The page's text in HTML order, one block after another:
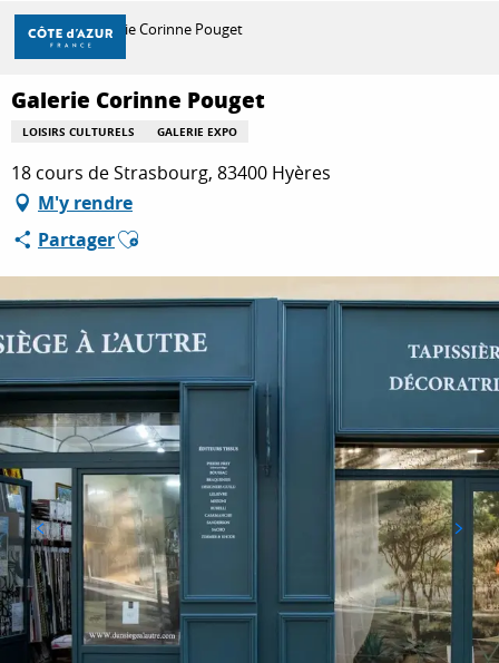
Aller
contenu
principal
DÉCOUVRIR
À FAIRE
SÉJOURNER
Accueil Galerie Corinne Pouget
Galerie Corinne Pouget
LOISIRS CULTURELS GALERIE EXPO
18 cours de Strasbourg, 83400 Hyères
M'y rendre
PartagerAjouter aux favoris